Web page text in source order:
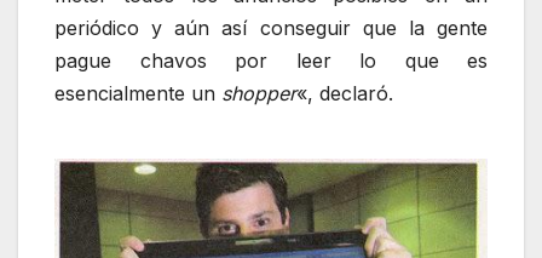
periódico y aún así conseguir que la gente
pague chavos por leer lo que es
esencialmente un shopper«, declaró.